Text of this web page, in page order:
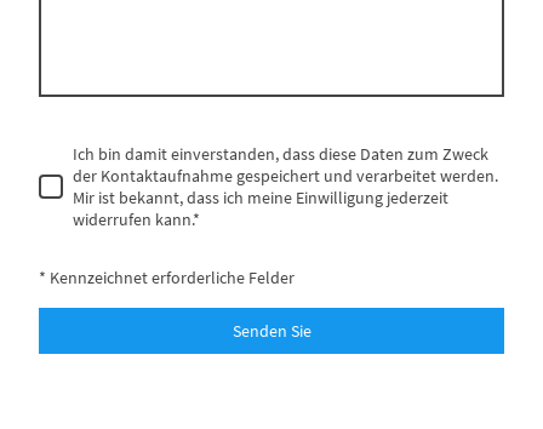
Ich bin damit einverstanden, dass diese Daten zum Zweck
der Kontaktaufnahme gespeichert und verarbeitet werden.
Mir ist bekannt, dass ich meine Einwilligung jederzeit
widerrufen kann.*
* Kennzeichnet erforderliche Felder
Senden Sie